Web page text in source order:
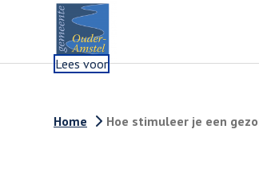
Lees voor
Home Hoe stimuleer je een